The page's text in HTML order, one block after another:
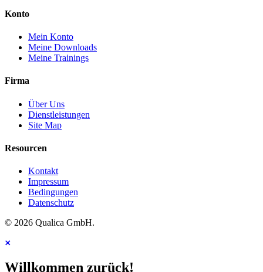
Konto
Mein Konto
Meine Downloads
Meine Trainings
Firma
Über Uns
Dienstleistungen
Site Map
Resourcen
Kontakt
Impressum
Bedingungen
Datenschutz
© 2026 Qualica GmbH.
Willkommen zurück!